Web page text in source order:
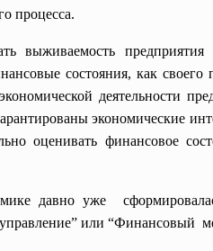
процесса.
выживаемость
состояния, как
деятельности
экономические
оценивать финансовое
давно уже
или “Финансовый